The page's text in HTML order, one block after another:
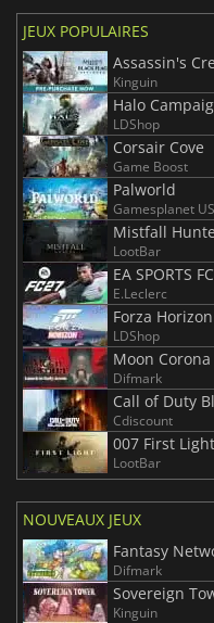
JEUX POPULAIRES
Assassin's
Kinguin
Halo
LDShop
Corsair Cove
Game Boost
Palworld
Gamesplanet US
Mistfall
LootBar
EA SPORTS
E.Leclerc
Forza
LDShop
Moon Corona
Difmark
Call of Duty
Cdiscount
007 First Light
LootBar
NOUVEAUX JEUX
Fantasy
Difmark
Sovereign
Kinguin